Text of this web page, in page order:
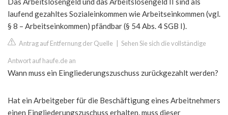
laufend gezahltes Sozialeinkommen wie Arbeitseinkommen (vgl.
§ 8 – Arbeitseinkommen) pfändbar (§ 54 Abs. 4 SGB I).
Antrag auf Entfernung der Quelle Sehen Sie sich die vollständige
Antwort auf haufe.de an
Wann muss ein Eingliederungszuschuss zurückgezahlt werden?
Hat ein Arbeitgeber für die Beschäftigung eines Arbeitnehmers
einen Eingliederungszuschuss erhalten, muss dieser